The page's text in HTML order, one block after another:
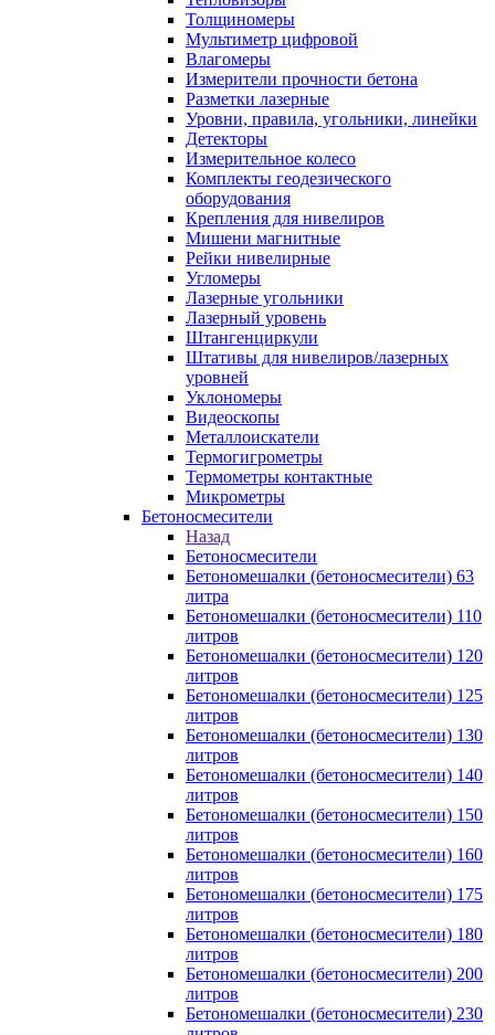
Толщиномеры
Мультиметр цифровой
Влагомеры
Измерители прочности бетона
Разметки лазерные
Уровни, правила, угольники, линейки
Детекторы
Измерительное колесо
Комплекты геодезического
оборудования
Крепления для нивелиров
Мишени магнитные
Рейки нивелирные
Угломеры
Лазерные угольники
Лазерный уровень
Штангенциркули
Штативы для нивелиров/лазерных
уровней
Уклономеры
Видеоскопы
Металлоискатели
Термогигрометры
Термометры контактные
Микрометры
Бетоносмесители
Назад
Бетоносмесители
Бетономешалки (бетоносмесители) 63
литра
Бетономешалки (бетоносмесители) 110
литров
Бетономешалки (бетоносмесители) 120
литров
Бетономешалки (бетоносмесители) 125
литров
Бетономешалки (бетоносмесители) 130
литров
Бетономешалки (бетоносмесители) 140
литров
Бетономешалки (бетоносмесители) 150
литров
Бетономешалки (бетоносмесители) 160
литров
Бетономешалки (бетоносмесители) 175
литров
Бетономешалки (бетоносмесители) 180
литров
Бетономешалки (бетоносмесители) 200
литров
Бетономешалки (бетоносмесители) 230